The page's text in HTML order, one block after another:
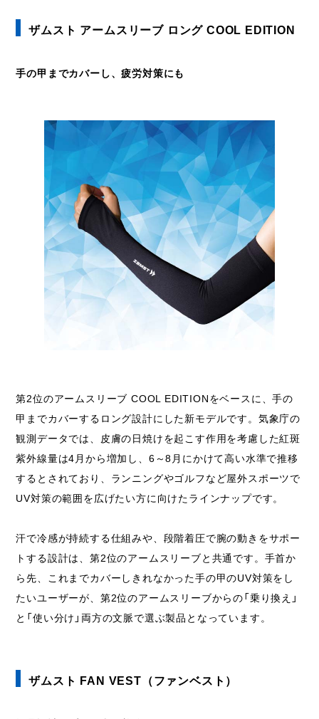
ザムスト アームスリーブ ロング COOL EDITION
手の甲までカバーし、疲労対策にも
第2位のアームスリーブ COOL EDITIONをベースに、手の
甲までカバーするロング設計にした新モデルです。気象庁の
観測データでは、皮膚の日焼けを起こす作用を考慮した紅斑
紫外線量は4月から増加し、6～8月にかけて高い水準で推移
するとされており、ランニングやゴルフなど屋外スポーツで
UV対策の範囲を広げたい方に向けたラインナップです。
汗で冷感が持続する仕組みや、段階着圧で腕の動きをサポー
トする設計は、第2位のアームスリーブと共通です。手首か
ら先、これまでカバーしきれなかった手の甲のUV対策をし
たいユーザーが、第2位のアームスリーブからの「乗り換え」
と「使い分け」両方の文脈で選ぶ製品となっています。
ザムスト FAN VEST（ファンベスト）